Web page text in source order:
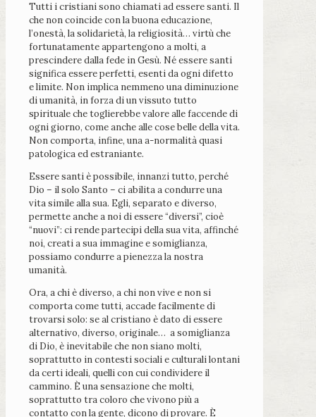
Tutti i cristiani sono chiamati ad essere santi. Il
che non coincide con la buona educazione,
l’onestà, la solidarietà, la religiosità… virtù che
fortunatamente appartengono a molti, a
prescindere dalla fede in Gesù. Né essere santi
significa essere perfetti, esenti da ogni difetto
e limite. Non implica nemmeno una diminuzione
di umanità, in forza di un vissuto tutto
spirituale che toglierebbe valore alle faccende di
ogni giorno, come anche alle cose belle della vita.
Non comporta, infine, una a-normalità quasi
patologica ed estraniante.
Essere santi è possibile, innanzi tutto, perché
Dio – il solo Santo – ci abilita a condurre una
vita simile alla sua. Egli, separato e diverso,
permette anche a noi di essere “diversi”, cioè
“nuovi”: ci rende partecipi della sua vita, affinché
noi, creati a sua immagine e somiglianza,
possiamo condurre a pienezza la nostra
umanità.
Ora, a chi è diverso, a chi non vive e non si
comporta come tutti, accade facilmente di
trovarsi solo: se al cristiano è dato di essere
alternativo, diverso, originale… a somiglianza
di Dio, è inevitabile che non siano molti,
soprattutto in contesti sociali e culturali lontani
da certi ideali, quelli con cui condividere il
cammino. È una sensazione che molti,
soprattutto tra coloro che vivono più a
contatto con la gente, dicono di provare. È